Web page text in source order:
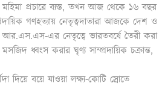
মহিমা প্রচারে ব্যস্ত, তখন আজ থেকে ১৬ বছর
গণহত্যায় নেতৃত্বদাতারা আজকে দেশ ও
আর.এস.এস-এর নেতৃত্বে ভারতবর্ষে তৈরী করা
ধ্বংস করার ঘৃণ্য সাম্প্রদায়িক চক্রান্ত,
বয়ে যাওয়া লক্ষ্য-কোটি স্রোতে